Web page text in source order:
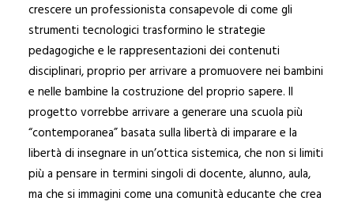
crescere un professionista consapevole di come gli
strumenti tecnologici trasformino le strategie
pedagogiche e le rappresentazioni dei contenuti
disciplinari, proprio per arrivare a promuovere nei bambini
e nelle bambine la costruzione del proprio sapere. Il
progetto vorrebbe arrivare a generare una scuola più
“contemporanea” basata sulla libertà di imparare e la
libertà di insegnare in un’ottica sistemica, che non si limiti
più a pensare in termini singoli di docente, alunno, aula,
ma che si immagini come una comunità educante che crea